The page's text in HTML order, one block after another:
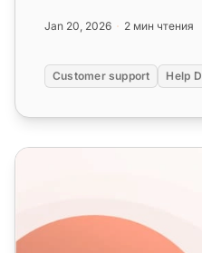
Jan 20, 2026 2 мин чтения
Customer support Help
Хелпдеск против